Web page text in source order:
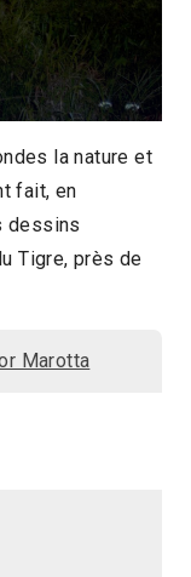
2012
la nature et
fait, en
dessins
Tigre, près de
Marotta